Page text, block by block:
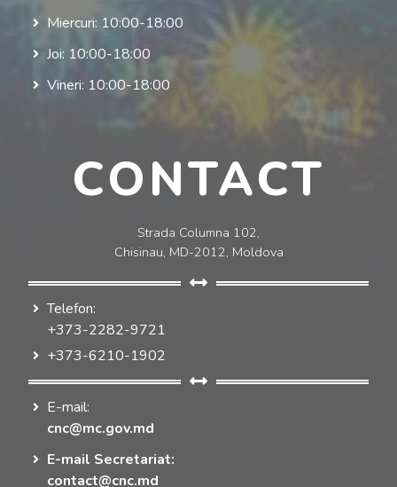
Miercuri: 10:00-18:00
Joi: 10:00-18:00
Vineri: 10:00-18:00
CONTACT
Strada Columna 102,
Chisinau, MD-2012, Moldova
Telefon:
+373-2282-9721
+373-6210-1902
E-mail:
cnc@mc.gov.md
E-mail Secretariat:
contact@cnc.md